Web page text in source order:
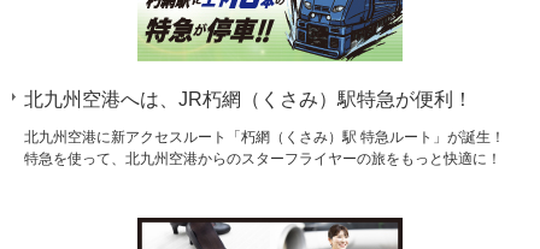
北九州空港へは、JR朽網（くさみ）駅特急が便利！
北九州空港に新アクセスルート「朽網（くさみ）駅 特急ルート」が誕生！
特急を使って、北九州空港からのスターフライヤーの旅をもっと快適に！